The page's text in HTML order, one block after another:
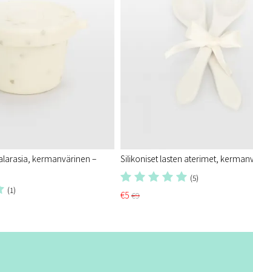
kermanvärinen –
(1)
Silikoniset lasten aterimet,
(5)
€5 €9